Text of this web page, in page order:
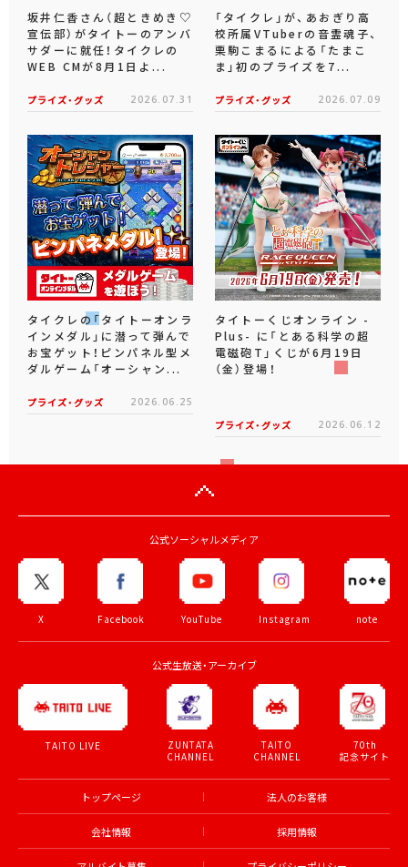
坂井仁香さん（超ときめき♡
宣伝部）がタイトーのアンバ
サダーに就任！タイクレの
WEB CMが8月1日よ...
プライズ・グッズ 2026.07.31
「タイクレ」が、あおぎり高
校所属VTuberの音霊魂子、
栗駒こまるによる「たまこ
ま」初のプライズを7...
プライズ・グッズ 2026.07.09
タイクレの「タイトーオンラ
インメダル」に潜って弾んで
お宝ゲット！ピンパネル型メ
ダルゲーム「オーシャン...
プライズ・グッズ 2026.06.25
タイトーくじオンライン -
Plus- に「とある科学の超
電磁砲T」くじが6月19日
（金）登場！
プライズ・グッズ 2026.06.12
公式ソーシャルメディア
X Facebook YouTube Instagram note
公式生放送・アーカイブ
TAITO LIVE
ZUNTATA
CHANNEL
TAITO
CHANNEL
70th
記念サイト
トップページ 法人のお客様
会社情報 採用情報